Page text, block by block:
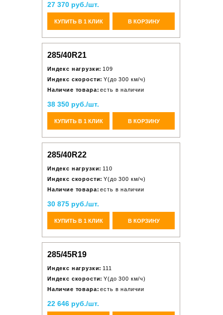
27 370 руб./шт.
КУПИТЬ В 1 КЛИК В КОРЗИНУ
285/40R21
Индекс нагрузки: 109
Индекс скорости: Y(до 300 км/ч)
Наличие товара: есть в наличии
38 350 руб./шт.
КУПИТЬ В 1 КЛИК В КОРЗИНУ
285/40R22
Индекс нагрузки: 110
Индекс скорости: Y(до 300 км/ч)
Наличие товара: есть в наличии
30 875 руб./шт.
КУПИТЬ В 1 КЛИК В КОРЗИНУ
285/45R19
Индекс нагрузки: 111
Индекс скорости: Y(до 300 км/ч)
Наличие товара: есть в наличии
22 646 руб./шт.